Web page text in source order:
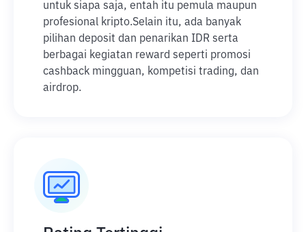
untuk siapa saja, entah itu pemula maupun
profesional kripto.Selain itu, ada banyak
pilihan deposit dan penarikan IDR serta
berbagai kegiatan reward seperti promosi
cashback mingguan, kompetisi trading, dan
airdrop.